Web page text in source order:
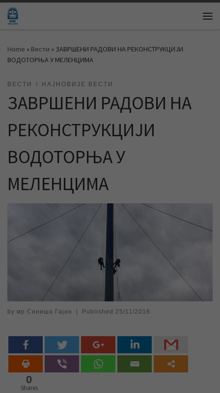
Skip to content
Home » Вести » ЗАВРШЕНИ РАДОВИ НА РЕКОНСТРУКЦИЈИ
ВОДОТОРЊА У МЕЛЕНЦИМА
ВЕСТИ НАЈНОВИЈЕ ВЕСТИ
ЗАВРШЕНИ РАДОВИ НА
РЕКОНСТРУКЦИЈИ
ВОДОТОРЊА У
МЕЛЕНЦИМА
by мр Синиша Гајин Published 25/11/2016
0
Shares